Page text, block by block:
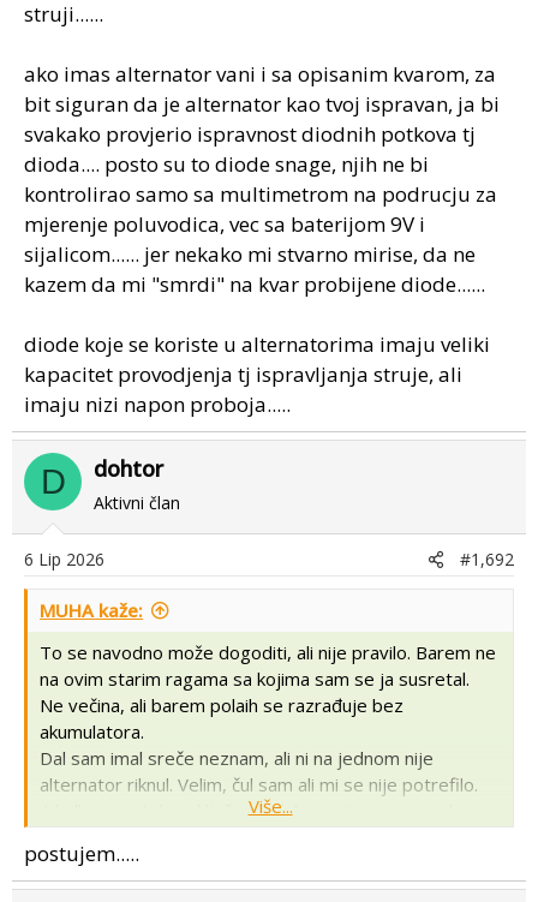
struji......
ako imas alternator vani i sa opisanim kvarom, za
bit siguran da je alternator kao tvoj ispravan, ja bi
svakako provjerio ispravnost diodnih potkova tj
dioda.... posto su to diode snage, njih ne bi
kontrolirao samo sa multimetrom na podrucju za
mjerenje poluvodica, vec sa baterijom 9V i
sijalicom...... jer nekako mi stvarno mirise, da ne
kazem da mi "smrdi" na kvar probijene diode......
diode koje se koriste u alternatorima imaju veliki
kapacitet provodjenja tj ispravljanja struje, ali
imaju nizi napon proboja.....
D dohtor
Aktivni član
6 Lip 2026 #1,692
MUHA kaže:
To se navodno može dogoditi, ali nije pravilo. Barem ne
na ovim starim ragama sa kojima sam se ja susretal.
Ne večina, ali barem polaih se razrađuje bez
akumulatora.
Dal sam imal sreče neznam, ali ni na jednom nije
alternator riknul. Velim, čul sam ali mi se nije potrefilo.
A kolke sam tek na ključ pokušal ugasiti pa im u radu
radi bez akumulatora.
Više...
postujem.....